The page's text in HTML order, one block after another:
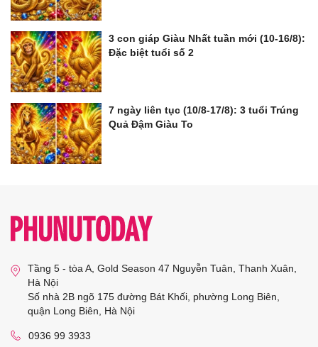
3 con giáp Giàu Nhất tuần mới (10-16/8):
Đặc biệt tuổi số 2
7 ngày liên tục (10/8-17/8): 3 tuổi Trúng
Quả Đậm Giàu To
Tầng 5 - tòa A, Gold Season 47 Nguyễn Tuân, Thanh Xuân,
Hà Nội
Số nhà 2B ngõ 175 đường Bát Khối, phường Long Biên,
quận Long Biên, Hà Nội
0936 99 3933